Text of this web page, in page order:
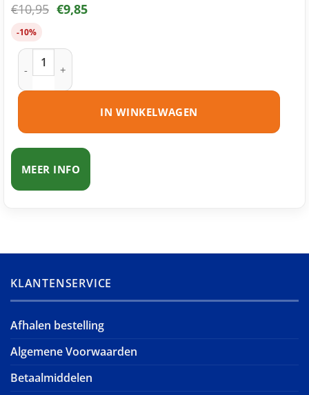
€10,95 €9,85
-10%
Canon PGI-1500Y inktcartridge geel huismerk aantal
IN WINKELWAGEN
MEER INFO
KLANTENSERVICE
Afhalen bestelling
Algemene Voorwaarden
Betaalmiddelen